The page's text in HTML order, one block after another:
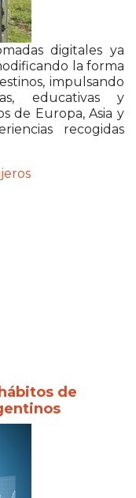
digitales ya
la forma
impulsando
educativas y
de Europa, Asia y
recogidas
de